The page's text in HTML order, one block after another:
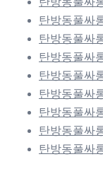
탄방동풀싸
탄방동풀싸
탄방동풀싸
탄방동풀싸
탄방동풀싸
탄방동풀싸
탄방동풀싸
탄방동풀싸